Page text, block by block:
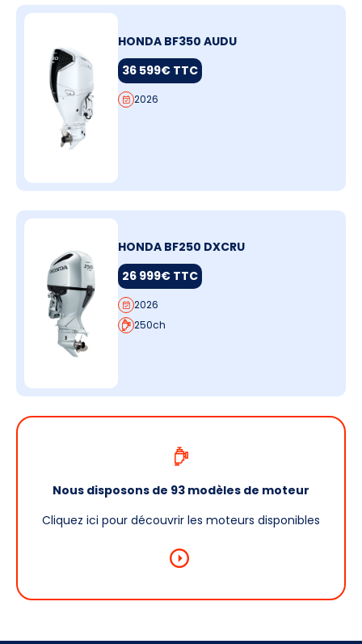
HONDA BF350 AUDU
36 599€ TTC
2026
HONDA BF250 DXCRU
26 999€ TTC
2026
250ch
Nous disposons de 93 modèles de moteur
Cliquez ici pour découvrir les moteurs disponibles